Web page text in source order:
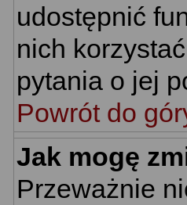
udostępnić
nich
pytania o jej
Powrót do
Jak mogę
Przeważnie